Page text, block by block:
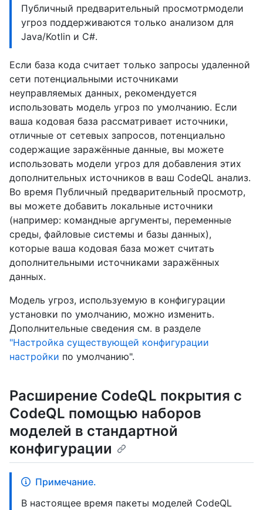
Публичный предварительный просмотрмодели
угроз поддерживаются только анализом для
Java/Kotlin и C#.
Если база кода считает только запросы удаленной
сети потенциальными источниками
неуправляемых данных, рекомендуется
использовать модель угроз по умолчанию. Если
ваша кодовая база рассматривает источники,
отличные от сетевых запросов, потенциально
содержащие заражённые данные, вы можете
использовать модели угроз для добавления этих
дополнительных источников в ваш CodeQL анализ.
Во время Публичный предварительный просмотр,
вы можете добавить локальные источники
(например: командные аргументы, переменные
среды, файловые системы и базы данных),
которые ваша кодовая база может считать
дополнительными источниками заражённых
данных.
Модель угроз, используемую в конфигурации
установки по умолчанию, можно изменить.
Дополнительные сведения см. в разделе
"Настройка существующей конфигурации
настройки по умолчанию".
Расширение CodeQL покрытия с
CodeQL помощью наборов
моделей в стандартной
конфигурации
Примечание.
В настоящее время пакеты моделей CodeQL